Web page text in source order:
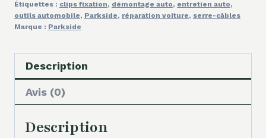
Étiquettes : clips fixation, démontage auto, entretien auto,
outils automobile, Parkside, réparation voiture, serre-câbles
Marque : Parkside
Description
Avis (0)
Description